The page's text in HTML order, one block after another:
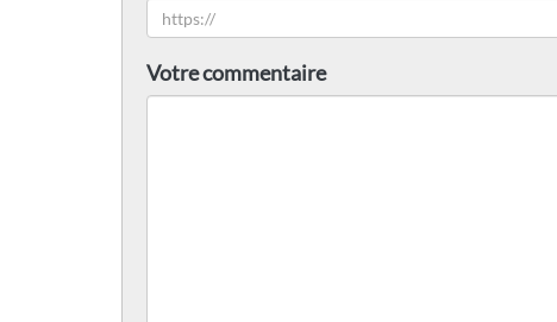
Votre commentaire